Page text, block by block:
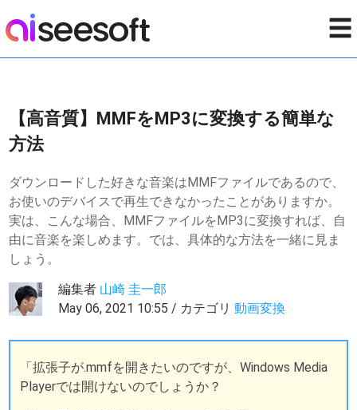
☰
【高音質】MMFをMP3に変換する簡単な
方法
ダウンロードした好きな音楽はMMFファイルであるので、
お使いのデバイスで再生できなかったことがありますか。
実は、こんな場合、MMFファイルをMP3に変換すれば、自
由に音楽を楽しめます。では、具体的な方法を一緒に見ま
しょう。
編集者 山崎 圭一郎
May 06, 2021 10:55 / カテゴリ動画変換
「拡張子が.mmfを開きたいのですが、Windows Media
Playerでは開けないのでしょうか？